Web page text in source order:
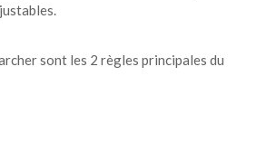
sont les 2 règles principales du